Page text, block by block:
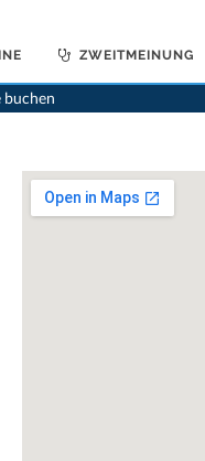
ZWEITMEINUNG
>Zahnaerzte>Bellach>